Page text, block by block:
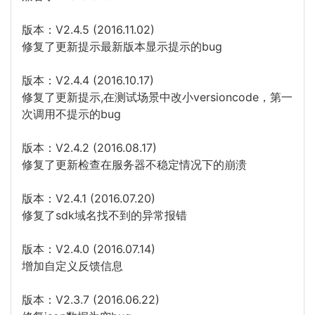
版本：V2.4.5 (2016.11.02)
修复了更新提示最新版本显示提示的bug
版本：V2.4.4 (2016.10.17)
修复了更新提示,在测试场景中改小versioncode，第一
次调用不提示的bug
版本：V2.4.2 (2016.08.17)
修复了更新检查在服务器不稳定情况下的崩溃
版本：V2.4.1 (2016.07.20)
修复了sdk域名找不到的异常报错
版本：V2.4.0 (2016.07.14)
增加自定义反馈信息
版本：V2.3.7 (2016.06.22)